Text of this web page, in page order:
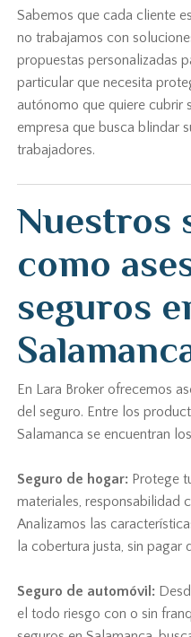
Sabemos que cada cliente
no trabajamos con
propuestas personalizadas
particular que necesita
autónomo que quiere cubrir
empresa que busca blindar
trabajadores.
Nuestros
como
seguros
En Lara Broker ofrecemos
del seguro. Entre los
Salamanca se encuentran
Seguro de hogar: Protege
materiales, responsabilidad
Analizamos las
la cobertura justa, sin pagar
Seguro de automóvil:
el todo riesgo con o sin